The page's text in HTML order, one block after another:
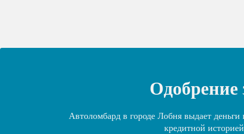
Автоломбард в городе Лобня выдает
кредитной